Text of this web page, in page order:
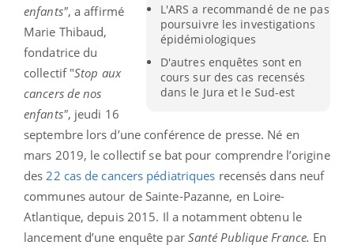
L'ARS a recommandé de ne pas
poursuivre les investigations
épidémiologiques
D'autres enquêtes sont en
cours sur des cas recensés
dans le Jura et le Sud-est
enfants", a affirmé
Marie Thibaud,
fondatrice du
collectif "Stop aux
cancers de nos
enfants", jeudi 16
septembre lors d’une conférence de presse. Né en
mars 2019, le collectif se bat pour comprendre l’origine
des22 cas de cancers pédiatriques recensés dans neuf
communes autour de Sainte-Pazanne, en Loire-
Atlantique, depuis 2015. Il a notamment obtenu le
lancement d’une enquête par Santé Publique France. En